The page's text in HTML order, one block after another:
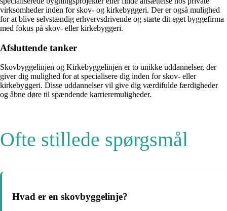
virksomheder inden for skov- og kirkebyggeri. Der er også mulighed
for at blive selvstændig erhvervsdrivende og starte dit eget byggefirma
med fokus på skov- eller kirkebyggeri.
Afsluttende tanker
Skovbyggelinjen og Kirkebyggelinjen er to unikke uddannelser, der
giver dig mulighed for at specialisere dig inden for skov- eller
kirkebyggeri. Disse uddannelser vil give dig værdifulde færdigheder
og åbne døre til spændende karrieremuligheder.
Ofte stillede spørgsmål
Hvad er en skovbyggelinje?